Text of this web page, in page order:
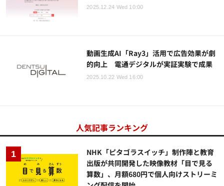
2025.12.24 Wed 10:00
動画生成AI「Ray3」活用で広告効果が劇
的向上 電通デジタルが実証実験で成果
2025.10.22 Wed 16:00
人気記事ランキング
NHK「ピタゴラスイッチ」制作陣と教育
出版が共同開発した映像教材「目で見る
算数」、月額680円で個人向けストリーミ